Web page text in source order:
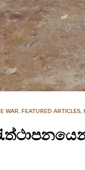
WAR, FEATURED ARTICLES,